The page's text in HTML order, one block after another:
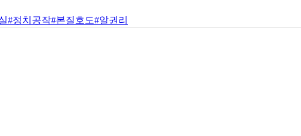
#정치공작#본질호도#알권리